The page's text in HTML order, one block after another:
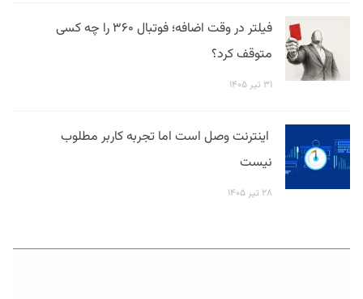
فیلتر در وقت اضافه؛ فوتبال ۳۶۰ را چه کسی
متوقف کرد؟
۳۱ تیر ۱۴۰۵
اینترنت وصل است اما تجربه کاربر مطلوب
نیست
۲۸ تیر ۱۴۰۵